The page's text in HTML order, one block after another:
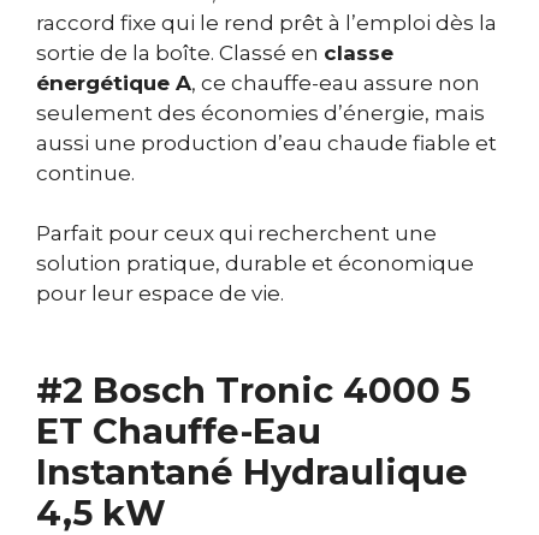
raccord fixe qui le rend prêt à l’emploi dès la
sortie de la boîte. Classé en classe
énergétique A, ce chauffe-eau assure non
seulement des économies d’énergie, mais
aussi une production d’eau chaude fiable et
continue.
Parfait pour ceux qui recherchent une
solution pratique, durable et économique
pour leur espace de vie.
#2 Bosch Tronic 4000 5
ET Chauffe-Eau
Instantané Hydraulique
4,5 kW